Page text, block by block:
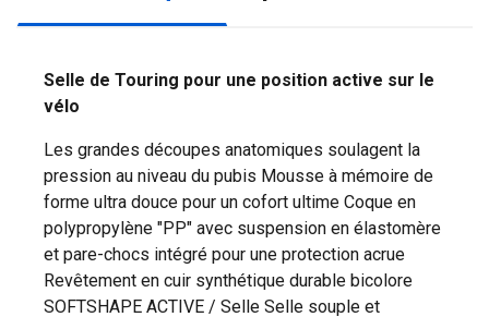
Selle de Touring pour une position active sur le
vélo
Les grandes découpes anatomiques soulagent la
pression au niveau du pubis Mousse à mémoire de
forme ultra douce pour un cofort ultime Coque en
polypropylène "PP" avec suspension en élastomère
et pare-chocs intégré pour une protection acrue
Revêtement en cuir synthétique durable bicolore
SOFTSHAPE ACTIVE / Selle Selle souple et